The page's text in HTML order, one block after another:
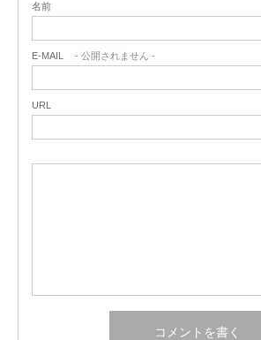
名前
E-MAIL - 公開されません -
URL